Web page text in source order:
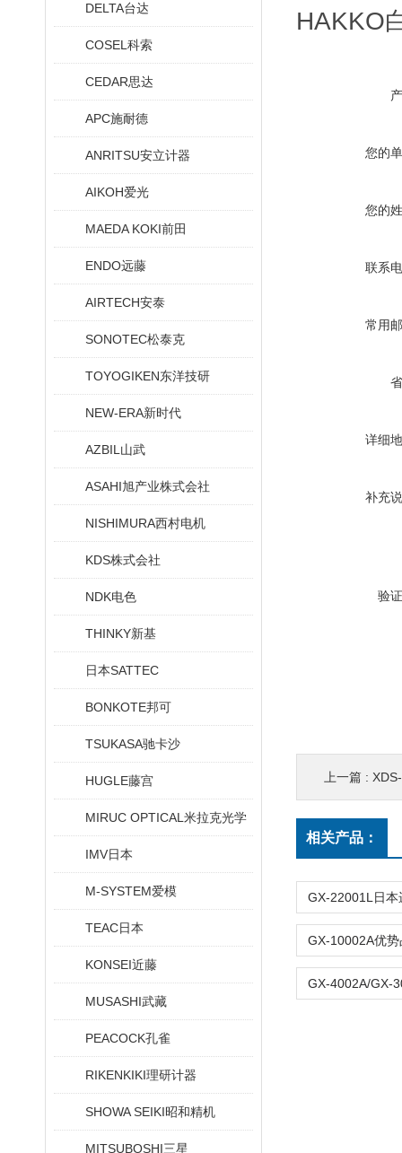
DELTA台达
COSEL科索
CEDAR思达
APC施耐德
ANRITSU安立计器
AIKOH爱光
MAEDA KOKI前田
ENDO远藤
AIRTECH安泰
SONOTEC松泰克
TOYOGIKEN东洋技研
NEW-ERA新时代
AZBIL山武
ASAHI旭产业株式会社
NISHIMURA西村电机
KDS株式会社
NDK电色
THINKY新基
日本SATTEC
BONKOTE邦可
TSUKASA驰卡沙
HUGLE藤宫
MIRUC OPTICAL米拉克光学
IMV日本
M-SYSTEM爱模
TEAC日本
KONSEI近藤
MUSASHI武藏
PEACOCK孔雀
RIKENKIKI理研计器
SHOWA SEIKI昭和精机
MITSUBOSHI三星
HAKKO
您的
您的
联系
常用
详细
补充
验
上一篇 : XDS-
相关产品：